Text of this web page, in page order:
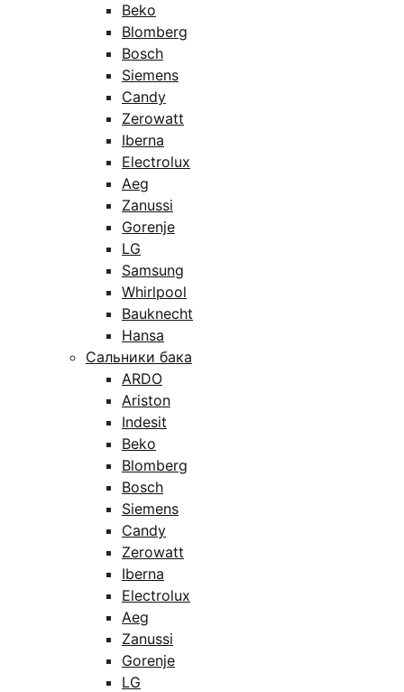
Beko
Blomberg
Bosch
Siemens
Candy
Zerowatt
Iberna
Electrolux
Aeg
Zanussi
Gorenje
LG
Samsung
Whirlpool
Bauknecht
Hansa
Сальники бака
ARDO
Ariston
Indesit
Beko
Blomberg
Bosch
Siemens
Candy
Zerowatt
Iberna
Electrolux
Aeg
Zanussi
Gorenje
LG